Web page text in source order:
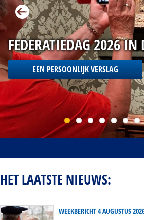
FEDERATIEDAG 2026 IN
EEN PERSOONLIJK VERSLAG
HET LAATSTE NIEUWS:
WEEKBERICHT 4 AUGUSTUS